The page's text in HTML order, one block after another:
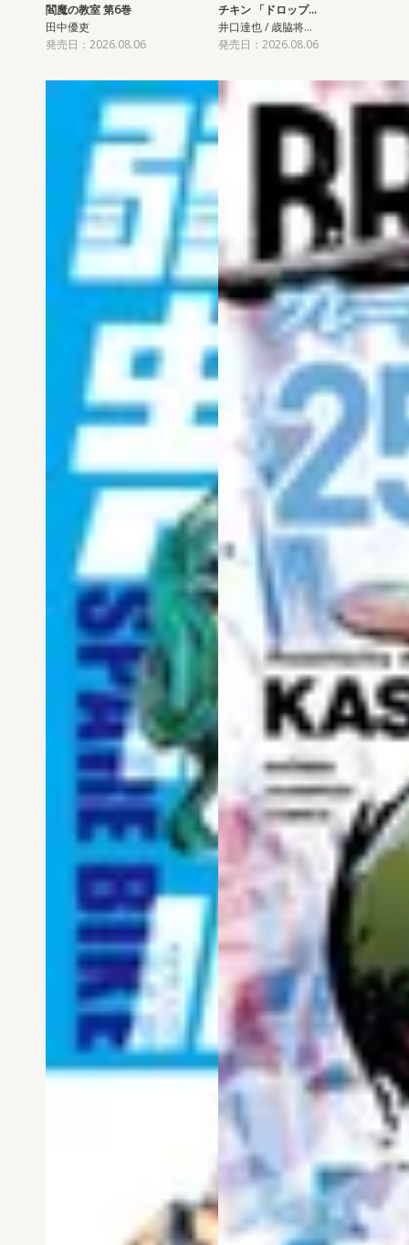
閻魔の教室 第6巻
田中優吏
発売日：2026.08.06
チキン 「ドロップ…
井口達也 / 歳脇将…
発売日：2026.08.06